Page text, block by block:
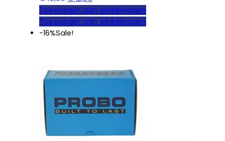
prijs
was:
€ 15,95.
prijs
is:
Toevoegen aan winkelwagen
Toevoegen aan winkelwagen
-16%Sale!